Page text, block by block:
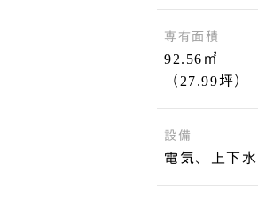
専有面積
92.56㎡
（27.99坪）
設備
電気、上下